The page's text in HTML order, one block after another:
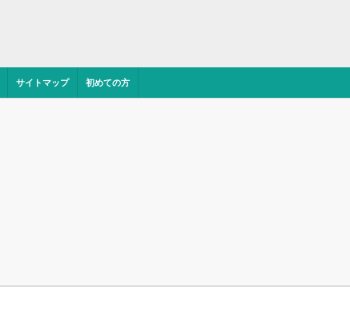
サイトマップ 初めての方